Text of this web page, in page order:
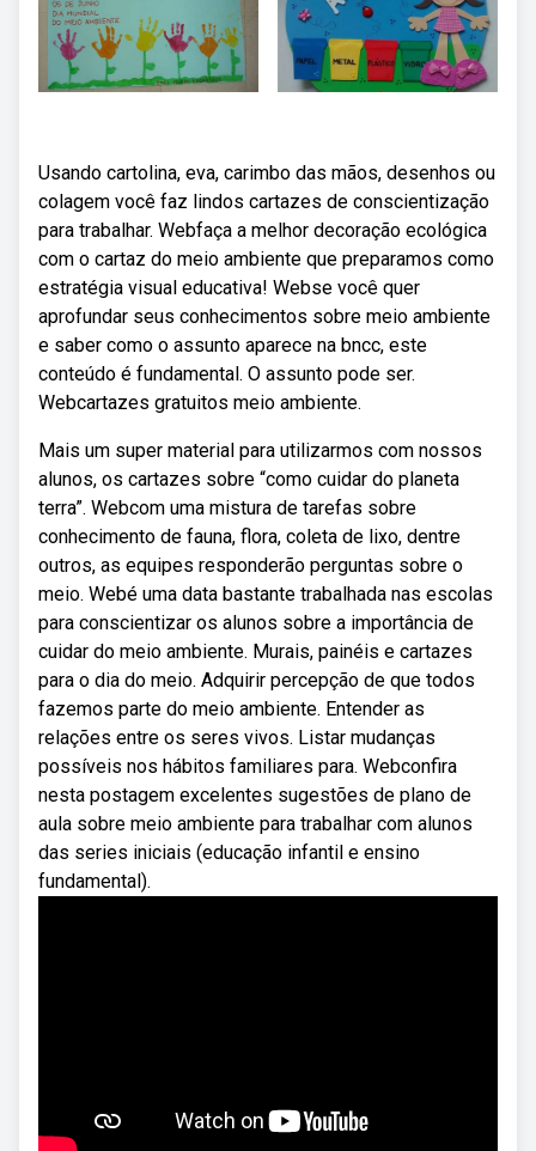
Usando cartolina, eva, carimbo das mãos, desenhos ou
colagem você faz lindos cartazes de conscientização
para trabalhar. Webfaça a melhor decoração ecológica
com o cartaz do meio ambiente que preparamos como
estratégia visual educativa! Webse você quer
aprofundar seus conhecimentos sobre meio ambiente
e saber como o assunto aparece na bncc, este
conteúdo é fundamental. O assunto pode ser.
Webcartazes gratuitos meio ambiente.
Mais um super material para utilizarmos com nossos
alunos, os cartazes sobre “como cuidar do planeta
terra”. Webcom uma mistura de tarefas sobre
conhecimento de fauna, flora, coleta de lixo, dentre
outros, as equipes responderão perguntas sobre o
meio. Webé uma data bastante trabalhada nas escolas
para conscientizar os alunos sobre a importância de
cuidar do meio ambiente. Murais, painéis e cartazes
para o dia do meio. Adquirir percepção de que todos
fazemos parte do meio ambiente. Entender as
relações entre os seres vivos. Listar mudanças
possíveis nos hábitos familiares para. Webconfira
nesta postagem excelentes sugestões de plano de
aula sobre meio ambiente para trabalhar com alunos
das series iniciais (educação infantil e ensino
fundamental).